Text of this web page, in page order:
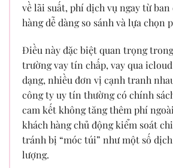
về lãi suất, phí dịch vụ ngay từ ban
hàng dễ dàng so sánh và lựa chọn
Điều này đặc biệt quan trọng
trường vay tín chấp, vay qua
dạng, nhiều đơn vị cạnh tranh
công ty uy tín thường có chính
cam kết không tăng thêm phí
khách hàng chủ động kiểm soát
tránh bị “móc túi” như một số
lượng.